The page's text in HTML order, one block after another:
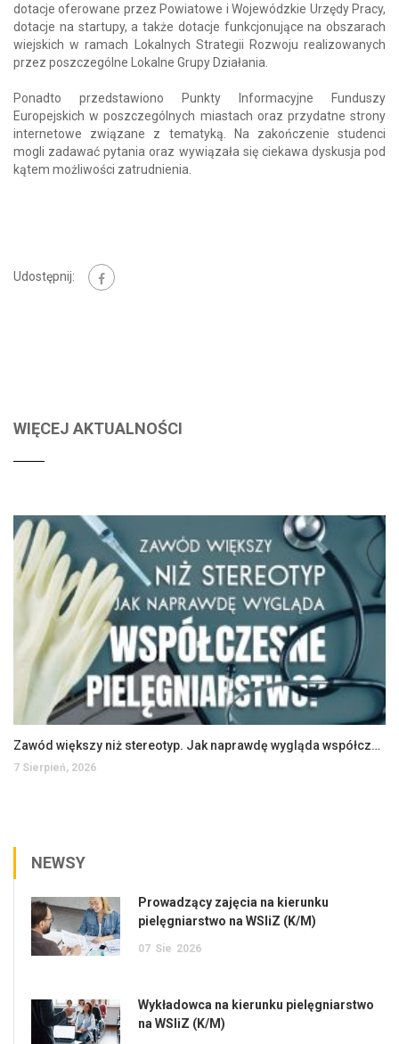
dotacje oferowane przez Powiatowe i Wojewódzkie Urzędy Pracy,
dotacje na startupy, a także dotacje funkcjonujące na obszarach
wiejskich w ramach Lokalnych Strategii Rozwoju realizowanych
przez poszczególne Lokalne Grupy Działania.
Ponadto przedstawiono Punkty Informacyjne Funduszy
Europejskich w poszczególnych miastach oraz przydatne strony
internetowe związane z tematyką. Na zakończenie studenci
mogli zadawać pytania oraz wywiązała się ciekawa dyskusja pod
kątem możliwości zatrudnienia.
Udostępnij:
WIĘCEJ AKTUALNOŚCI
Zawód większy niż stereotyp. Jak naprawdę wygląda współczesne pielęgniarstwo?
7 Sierpień, 2026
NEWSY
Prowadzący zajęcia na kierunku
pielęgniarstwo na WSIiZ (K/M)
07 Sie 2026
Wykładowca na kierunku pielęgniarstwo
na WSIiZ (K/M)